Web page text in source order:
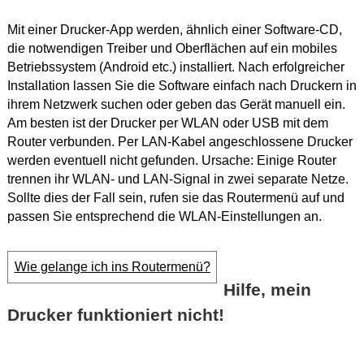
Mit einer Drucker-App werden, ähnlich einer Software-CD,
die notwendigen Treiber und Oberflächen auf ein mobiles
Betriebssystem (Android etc.) installiert. Nach erfolgreicher
Installation lassen Sie die Software einfach nach Druckern in
ihrem Netzwerk suchen oder geben das Gerät manuell ein.
Am besten ist der Drucker per WLAN oder USB mit dem
Router verbunden. Per LAN-Kabel angeschlossene Drucker
werden eventuell nicht gefunden. Ursache: Einige Router
trennen ihr WLAN- und LAN-Signal in zwei separate Netze.
Sollte dies der Fall sein, rufen sie das Routermenü auf und
passen Sie entsprechend die WLAN-Einstellungen an.
Wie gelange ich ins Routermenü?
Hilfe, mein
Drucker funktioniert nicht!